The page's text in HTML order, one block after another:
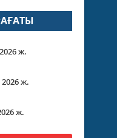
ж.
ж.
ж.